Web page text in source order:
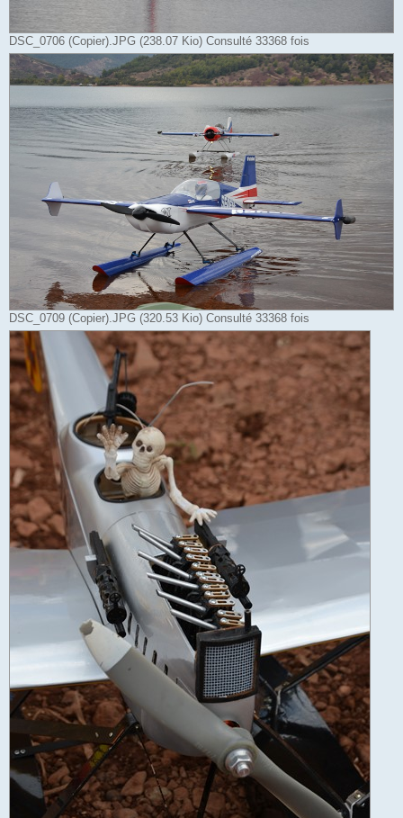
DSC_0706 (Copier).JPG (238.07 Kio) Consulté 33368 fois
DSC_0709 (Copier).JPG (320.53 Kio) Consulté 33368 fois